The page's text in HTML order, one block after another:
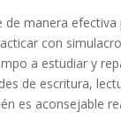
manera efectiva
con
a estudiar y
de escritura,
es aconsejable